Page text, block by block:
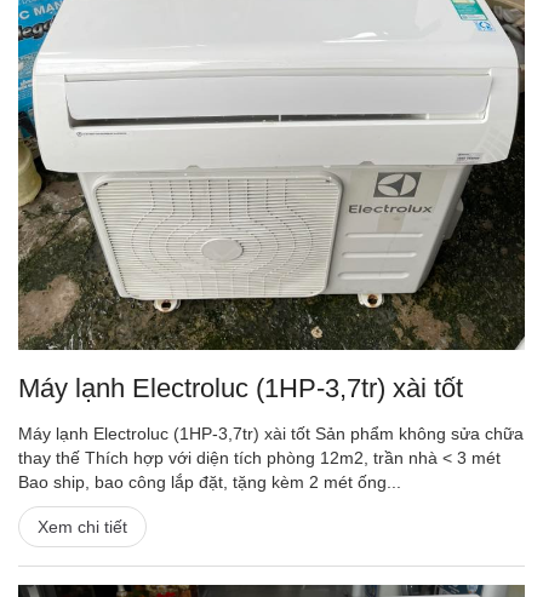
Máy lạnh Electroluc (1HP-3,7tr) xài tốt
Máy lạnh Electroluc (1HP-3,7tr) xài tốt Sản phẩm không sửa chữa
thay thế Thích hợp với diện tích phòng 12m2, trần nhà < 3 mét
Bao ship, bao công lắp đặt, tặng kèm 2 mét ống...
Xem chi tiết